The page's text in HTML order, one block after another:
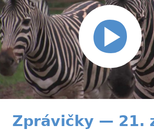
Zprávičky — 21.